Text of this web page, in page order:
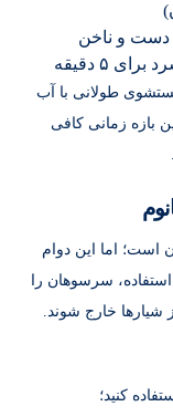
دست و ناخن
۵ دقیقه
شستشوی طولانی با آب
بازه زمانی کافی
است؛ اما این دوام
سرسوهان را
شیارها خارج شوند.
کنید؛